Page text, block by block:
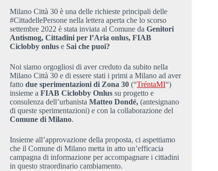
Milano Città 30 è una delle richieste principali delle
#CittadellePersone nella lettera aperta che lo scorso
settembre 2022 è stata inviata al Comune da Genitori
Antismog, Cittadini per l’Aria onlus, FIAB
Ciclobby onlus e Sai che puoi?
Noi siamo orgogliosi di aver creduto da subito nella
Milano Città 30 e di essere stati i primi a Milano ad aver
fatto due sperimentazioni di Zona 30 (“TréntaMI“)
insieme a FIAB Ciclobby Onlus su progetto e
consulenza dell’urbanista Matteo Dondé, (antesignano
di queste sperimentazioni) e con la collaborazione del
Comune di Milano.
Insieme all’approvazione della proposta, ci aspettiamo
che il Comune di Milano metta in atto un’efficacia
campagna di informazione per accompagnare i cittadini
in questo straordinario cambiamento.